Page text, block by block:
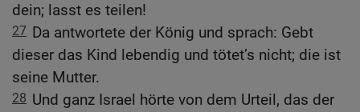
dein; lasst es teilen!
27 Da antwortete der König und sprach: Gebt
dieser das Kind lebendig und tötet’s nicht; die ist
seine Mutter.
28 Und ganz Israel hörte von dem Urteil, das der